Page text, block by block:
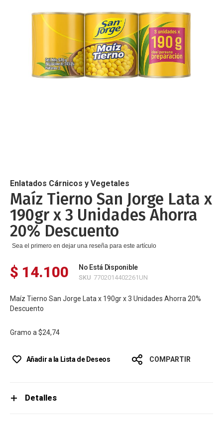
imágenes
de
la
galería
de
imágenes
Enlatados Cárnicos y Vegetales
Maíz Tierno San Jorge Lata x
190gr x 3 Unidades Ahorra
20% Descuento
Sea el primero en dejar una reseña para este artículo
$ 14.100 No Está Disponible
SKU 7702014402261UN
Maíz Tierno San Jorge Lata x 190gr x 3 Unidades Ahorra 20%
Descuento
Gramo a $24,74
Añadir a la Lista de Deseos COMPARTIR
Detalles